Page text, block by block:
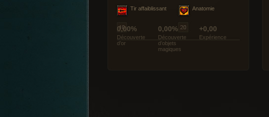
Tir affaiblissant Anatomie
0,00%
Découverte
d’or
0,00%
Découverte
d’objets
magiques
+0,00
Expérience